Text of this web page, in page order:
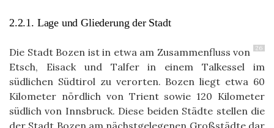
2.2.1. Lage und Gliederung der Stadt
26
Die Stadt Bozen ist in etwa am Zusammenfluss von
Etsch, Eisack und Talfer in einem Talkessel im
südlichen Südtirol zu verorten. Bozen liegt etwa 60
Kilometer nördlich von Trient sowie 120 Kilometer
südlich von Innsbruck. Diese beiden Städte stellen die
der Stadt Bozen am nächstgelegenen Großstädte dar